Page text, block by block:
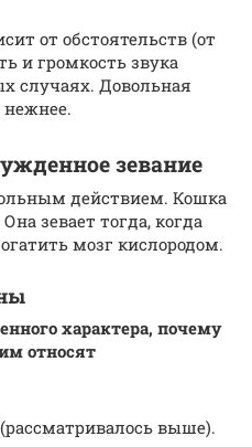
от обстоятельств (от
и громкость звука
случаях. Довольная
зевание
действием. Кошка
зевает тогда, когда
мозг кислородом.
характера, почему
относят
выше).